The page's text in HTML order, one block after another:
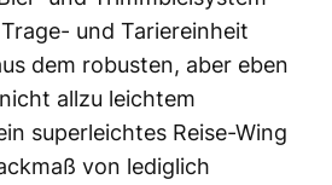
und Tariereinheit
dem robusten, aber eben
allzu leichtem
superleichtes Reise-Wing
von lediglich